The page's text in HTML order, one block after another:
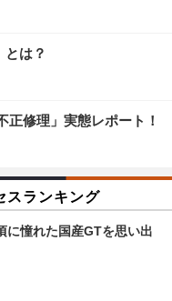
とは？
正修理」実態レポート！
スランキング
に憧れた国産GTを思い出